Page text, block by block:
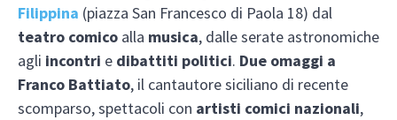
Filippina (piazza San Francesco di Paola 18) dal
teatro comico alla musica, dalle serate astronomiche
agli incontri e dibattiti politici. Due omaggi a
Franco Battiato, il cantautore siciliano di recente
scomparso, spettacoli con artisti comici nazionali,